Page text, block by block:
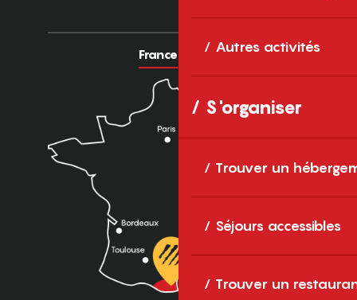
Autres activités
S'organiser
Trouver un
Séjours accessibles
Trouver un
France Europe